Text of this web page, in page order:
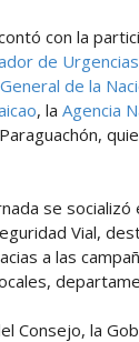
con la
de
de la
, la Agencia
se
Vial,
a las
Consejo, la